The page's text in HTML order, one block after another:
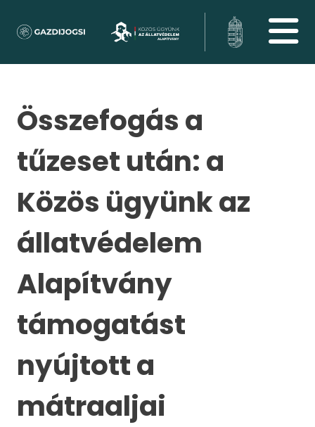
Összefogás a
tűzeset után: a
Közös ügyünk az
állatvédelem
Alapítvány
támogatást
nyújtott a
mátraaljai